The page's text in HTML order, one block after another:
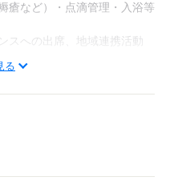
瘡など）・点滴管理・入浴等
スへの出席、地域連携活動
ト
る